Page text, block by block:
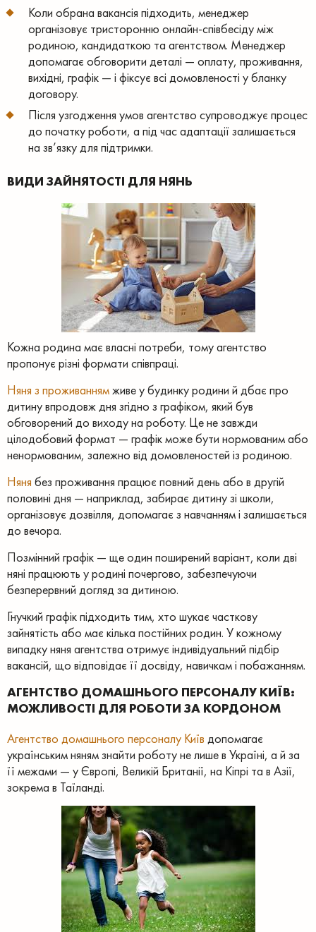
Коли обрана вакансія підходить, менеджер
організовує тристоронню онлайн-співбесіду між
родиною, кандидаткою та агентством. Менеджер
допомагає обговорити деталі — оплату, проживання,
вихідні, графік — і фіксує всі домовленості у бланку
договору.
Після узгодження умов агентство супроводжує процес
до початку роботи, а під час адаптації залишається
на зв’язку для підтримки.
ВИДИ ЗАЙНЯТОСТІ ДЛЯ НЯНЬ
Кожна родина має власні потреби, тому агентство
пропонує різні формати співпраці.
Няня з проживаннямживе у будинку родини й дбає про
дитину впродовж дня згідно з графіком, який був
обговорений до виходу на роботу. Це не завжди
цілодобовий формат — графік може бути нормованим або
ненормованим, залежно від домовленостей із родиною.
Няня без проживання працює повний день або в другій
половині дня — наприклад, забирає дитину зі школи,
організовує дозвілля, допомагає з навчанням і залишається
до вечора.
Позмінний графік — ще один поширений варіант, коли дві
няні працюють у родині почергово, забезпечуючи
безперервний догляд за дитиною.
Гнучкий графік підходить тим, хто шукає часткову
зайнятість або має кілька постійних родин. У кожному
випадку няня агентства отримує індивідуальний підбір
вакансій, що відповідає її досвіду, навичкам і побажанням.
АГЕНТСТВО ДОМАШНЬОГО ПЕРСОНАЛУ КИЇВ:
МОЖЛИВОСТІ ДЛЯ РОБОТИ ЗА КОРДОНОМ
Агентство домашнього персоналу Київ допомагає
українським няням знайти роботу не лише в Україні, а й за
її межами — у Європі, Великій Британії, на Кіпрі та в Азії,
зокрема в Таїланді.